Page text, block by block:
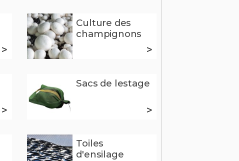
>
Culture des
champignons
>
>
Sacs de lestage
>
Toiles
d'ensilage